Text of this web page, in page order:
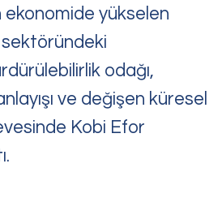
ekonomide yükselen
odağı,
ve değişen küresel
Kobi Efor